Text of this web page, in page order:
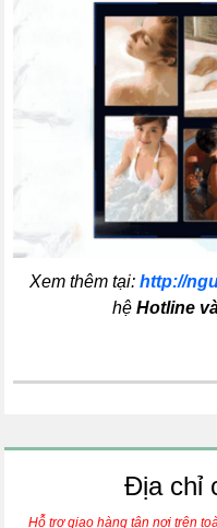
Xem thêm tại: http://
hệ Hotline
Địa chỉ
Hỗ trợ giao hàng tận nơi trên